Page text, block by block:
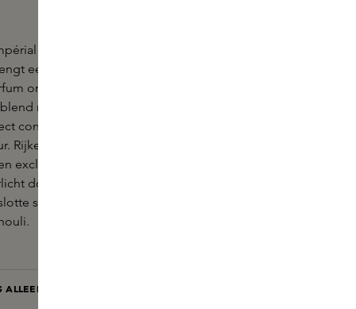
Scented Candle by Quentin Bisch van
een verfijnde en stijlvolle geurbeleving aan in
ontmoeten Thaise basilicum en sprankelende
met facetten van grapefruit. Een briljante
contrasteert met de gedurfde, houtachtige
Rijke en aardse vetiverolie is samen gevangen
exclusieve molecule met krachtige
door de bloemigheid van Petalia. De
subliem afgerond met akigalawood,
ALLEEN NOG BESCHIKBAAR IN ONZE BOUTIQUES